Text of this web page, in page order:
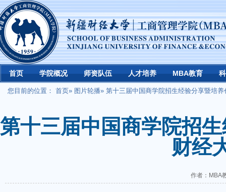
首页 学院概况 师资队伍 人才培养 MBA教育
您目前的位置： 首页» 图片轮播» 第十三届中国商学院招生经验分享暨培
第十三届中国商学院招
财经
作者：MBA